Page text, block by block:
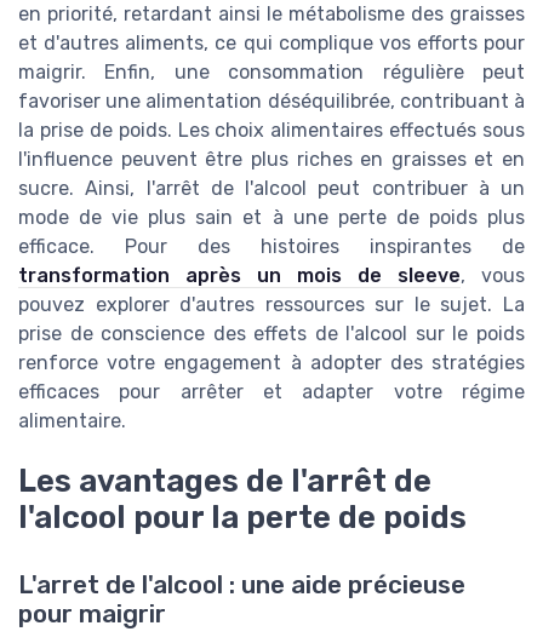
en priorité, retardant ainsi le métabolisme des graisses
et d'autres aliments, ce qui complique vos efforts pour
maigrir. Enfin, une consommation régulière peut
favoriser une alimentation déséquilibrée, contribuant à
la prise de poids. Les choix alimentaires effectués sous
l'influence peuvent être plus riches en graisses et en
sucre. Ainsi, l'arrêt de l'alcool peut contribuer à un
mode de vie plus sain et à une perte de poids plus
efficace. Pour des histoires inspirantes de
transformation après un mois de sleeve, vous
pouvez explorer d'autres ressources sur le sujet. La
prise de conscience des effets de l'alcool sur le poids
renforce votre engagement à adopter des stratégies
efficaces pour arrêter et adapter votre régime
alimentaire.
Les avantages de l'arrêt de
l'alcool pour la perte de poids
L'arret de l'alcool : une aide précieuse
pour maigrir